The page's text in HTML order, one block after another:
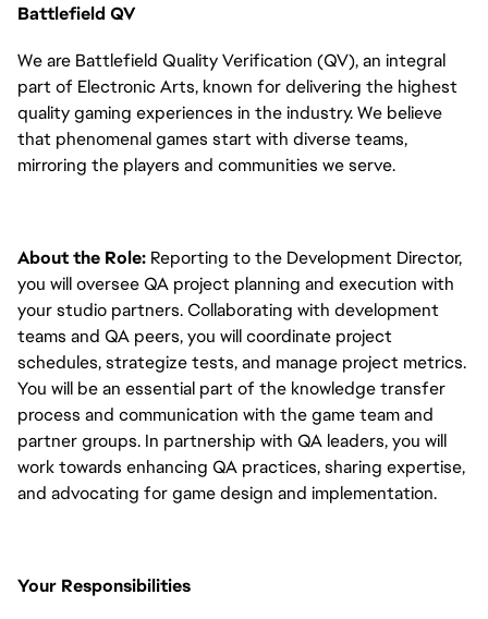
Battlefield QV
We are Battlefield Quality Verification (QV), an integral
part of Electronic Arts, known for delivering the highest
quality gaming experiences in the industry. We believe
that phenomenal games start with diverse teams,
mirroring the players and communities we serve.
About the Role: Reporting to the Development Director,
you will oversee QA project planning and execution with
your studio partners. Collaborating with development
teams and QA peers, you will coordinate project
schedules, strategize tests, and manage project metrics.
You will be an essential part of the knowledge transfer
process and communication with the game team and
partner groups. In partnership with QA leaders, you will
work towards enhancing QA practices, sharing expertise,
and advocating for game design and implementation.
Your Responsibilities